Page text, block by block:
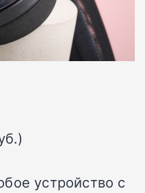
устройство с